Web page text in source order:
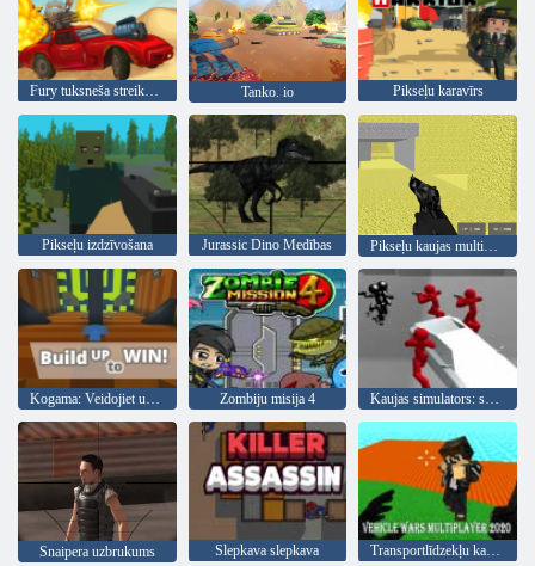
Fury tuksneša streika ceļš Tanko. io Pikseļu karavīrs
Pikseļu izdzīvošana Jurassic Dino Medības Pikseļu kaujas multiplayer
Zombiju misija 4
Snaipera uzbrukums Slepkava slepkava Transportlīdzekļu karu multiplayer 2020